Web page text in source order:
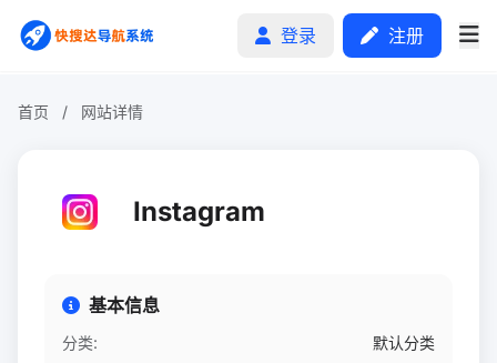
登录 注册
分类排行
首页 / 网站详情
Instagram
基本信息
分类:
默认分类